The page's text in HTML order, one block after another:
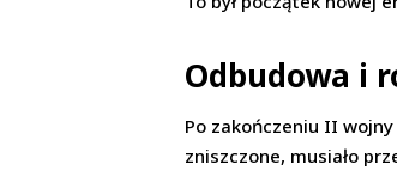
Odbudowa i
Po zakończeniu II
zniszczone, musiało